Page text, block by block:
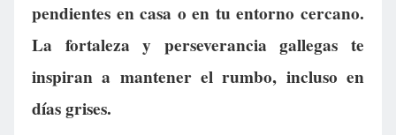
pendientes en casa o en tu entorno cercano.
La fortaleza y perseverancia gallegas te
inspiran a mantener el rumbo, incluso en
días grises.